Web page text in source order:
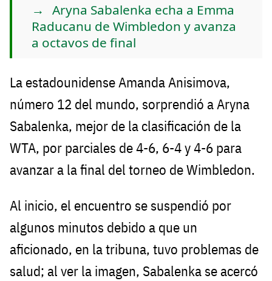
Aryna Sabalenka echa a Emma
Raducanu de Wimbledon y avanza
a octavos de final
La estadounidense Amanda Anisimova,
número 12 del mundo, sorprendió a Aryna
Sabalenka, mejor de la clasificación de la
WTA, por parciales de 4-6, 6-4 y 4-6 para
avanzar a la final del torneo de Wimbledon.
Al inicio, el encuentro se suspendió por
algunos minutos debido a que un
aficionado, en la tribuna, tuvo problemas de
salud; al ver la imagen, Sabalenka se acercó